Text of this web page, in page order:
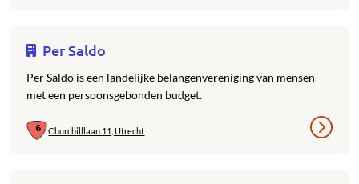
Per Saldo
Per Saldo is een landelijke belangenvereniging van mensen
met een persoonsgebonden budget.
Churchilllaan 11, Utrecht